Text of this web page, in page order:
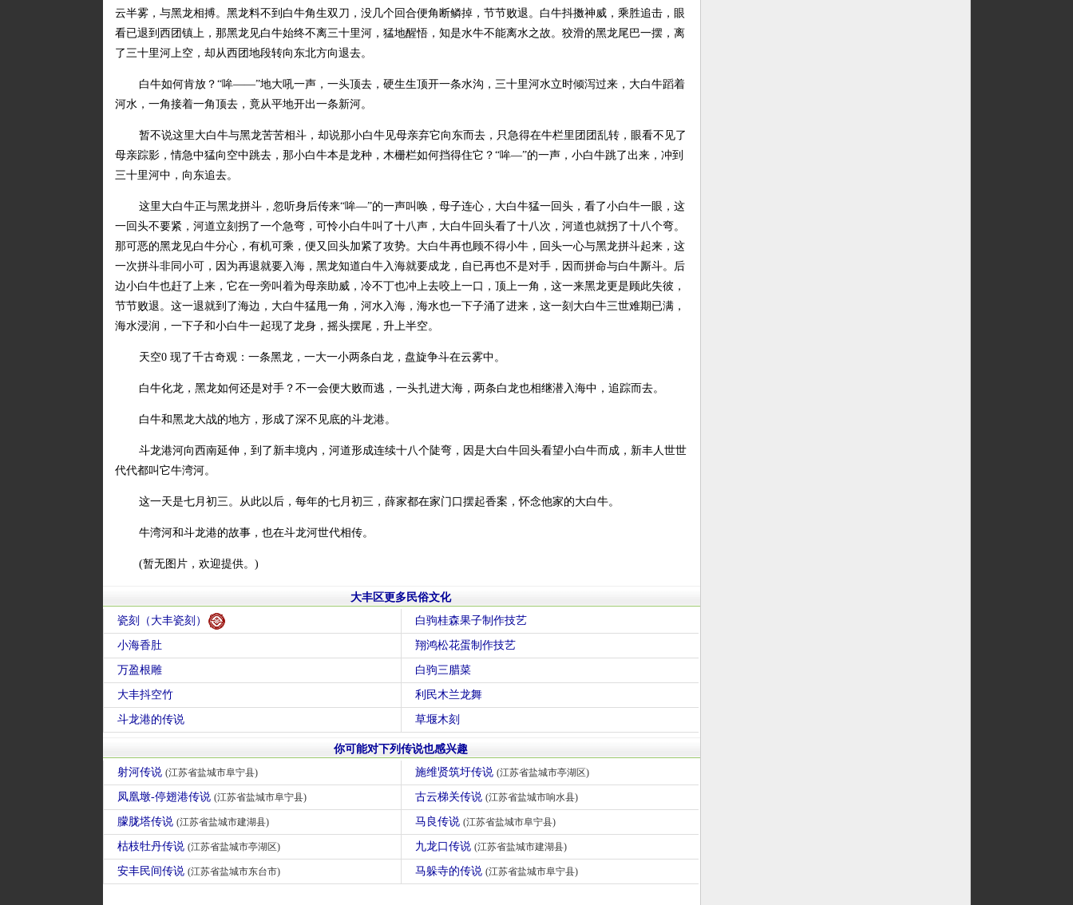
云半雾，与黑龙相搏。黑龙料不到白牛角生双刀，没几个回合便角断鳞掉，节节败退。白牛抖擞神威，乘胜追击，眼
看已退到西团镇上，那黑龙见白牛始终不离三十里河，猛地醒悟，知是水牛不能离水之故。狡滑的黑龙尾巴一摆，离
了三十里河上空，却从西团地段转向东北方向退去。
白牛如何肯放？“哞——”地大吼一声，一头顶去，硬生生顶开一条水沟，三十里河水立时倾泻过来，大白牛蹈着
河水，一角接着一角顶去，竟从平地开出一条新河。
暂不说这里大白牛与黑龙苦苦相斗，却说那小白牛见母亲弃它向东而去，只急得在牛栏里团团乱转，眼看不见了
母亲踪影，情急中猛向空中跳去，那小白牛本是龙种，木栅栏如何挡得住它？“哞—”的一声，小白牛跳了出来，冲到
三十里河中，向东追去。
这里大白牛正与黑龙拼斗，忽听身后传来“哞—”的一声叫唤，母子连心，大白牛猛一回头，看了小白牛一眼，这
一回头不要紧，河道立刻拐了一个急弯，可怜小白牛叫了十八声，大白牛回头看了十八次，河道也就拐了十八个弯。
那可恶的黑龙见白牛分心，有机可乘，便又回头加紧了攻势。大白牛再也顾不得小牛，回头一心与黑龙拼斗起来，这
一次拼斗非同小可，因为再退就要入海，黑龙知道白牛入海就要成龙，自已再也不是对手，因而拼命与白牛厮斗。后
边小白牛也赶了上来，它在一旁叫着为母亲助威，冷不丁也冲上去咬上一口，顶上一角，这一来黑龙更是顾此失彼，
节节败退。这一退就到了海边，大白牛猛甩一角，河水入海，海水也一下子涌了进来，这一刻大白牛三世难期已满，
海水浸润，一下子和小白牛一起现了龙身，摇头摆尾，升上半空。
天空0 现了千古奇观：一条黑龙，一大一小两条白龙，盘旋争斗在云雾中。
白牛化龙，黑龙如何还是对手？不一会便大败而逃，一头扎进大海，两条白龙也相继潜入海中，追踪而去。
白牛和黑龙大战的地方，形成了深不见底的斗龙港。
斗龙港河向西南延伸，到了新丰境内，河道形成连续十八个陡弯，因是大白牛回头看望小白牛而成，新丰人世世
代代都叫它牛湾河。
这一天是七月初三。从此以后，每年的七月初三，薛家都在家门口摆起香案，怀念他家的大白牛。
牛湾河和斗龙港的故事，也在斗龙河世代相传。
(暂无图片，欢迎提供。)
大丰区更多民俗文化
瓷刻（大丰瓷刻）
白驹桂森果子制作技艺
小海香肚 翔鸿松花蛋制作技艺
万盈根雕 白驹三腊菜
大丰抖空竹 利民木兰龙舞
斗龙港的传说 草堰木刻
你可能对下列传说也感兴趣
射河传说 (江苏省盐城市阜宁县) 施维贤筑圩传说 (江苏省盐城市亭湖区)
凤凰墩-停翅港传说 (江苏省盐城市阜宁县) 古云梯关传说 (江苏省盐城市响水县)
朦胧塔传说 (江苏省盐城市建湖县) 马良传说 (江苏省盐城市阜宁县)
枯枝牡丹传说 (江苏省盐城市亭湖区) 九龙口传说 (江苏省盐城市建湖县)
安丰民间传说 (江苏省盐城市东台市) 马躲寺的传说 (江苏省盐城市阜宁县)